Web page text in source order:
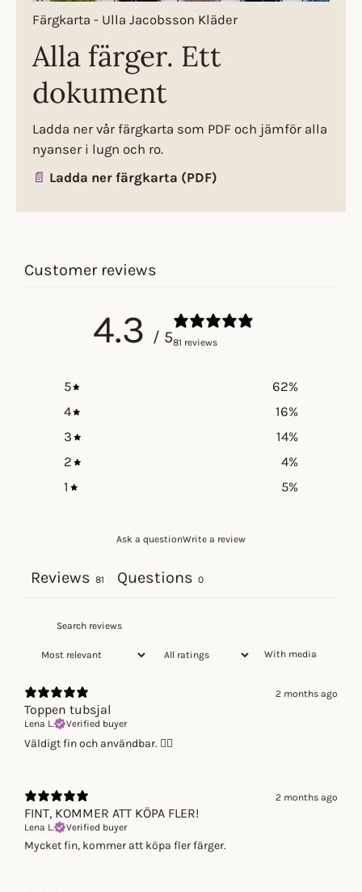
Färgkarta - Ulla Jacobsson Kläder
Alla färger. Ett
dokument
Ladda ner vår färgkarta som PDF och jämför alla
nyanser i lugn och ro.
📄 Ladda ner färgkarta (PDF)
Customer reviews
4.3 / 581 reviews
5 62%
4
16%
3
14%
2
4%
1
5%
Ask a questionWrite a review
Reviews 81 Questions 0
With media
2 months ago
Toppen tubsjal
Lena L. Verified buyer
Väldigt fin och användbar. 👍🏻
2 months ago
FINT, KOMMER ATT KÖPA FLER!
Lena L. Verified buyer
Mycket fin, kommer att köpa fler färger.